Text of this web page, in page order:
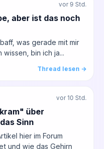
vor 9 Std.
aber ist das noch
was gerade mit mir
bin ich ja...
Thread lesen →
vor 10 Std.
über
Sinn
hier im Forum
und wie das Gehirn